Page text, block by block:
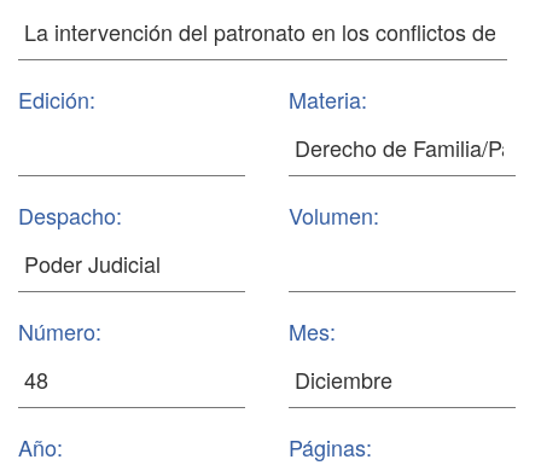
Edición: Materia:
Despacho: Volumen:
Número: Mes:
Año: Páginas: